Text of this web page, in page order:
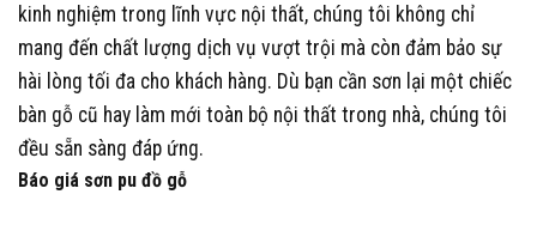
kinh nghiệm trong lĩnh vực nội thất, chúng tôi không chỉ
mang đến chất lượng dịch vụ vượt trội mà còn đảm bảo sự
hài lòng tối đa cho khách hàng. Dù bạn cần sơn lại một chiếc
bàn gỗ cũ hay làm mới toàn bộ nội thất trong nhà, chúng tôi
đều sẵn sàng đáp ứng.
Báo giá sơn pu đồ gỗ